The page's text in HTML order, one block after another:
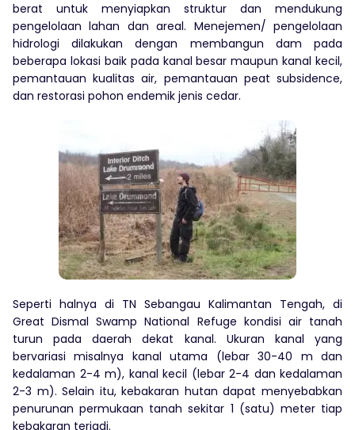
berat untuk menyiapkan struktur dan mendukung
pengelolaan lahan dan areal. Menejemen/ pengelolaan
hidrologi dilakukan dengan membangun dam pada
beberapa lokasi baik pada kanal besar maupun kanal kecil,
pemantauan kualitas air, pemantauan peat subsidence,
dan restorasi pohon endemik jenis cedar.
Seperti halnya di TN Sebangau Kalimantan Tengah, di
Great Dismal Swamp National Refuge kondisi air tanah
turun pada daerah dekat kanal. Ukuran kanal yang
bervariasi misalnya kanal utama (lebar 30-40 m dan
kedalaman 2-4 m), kanal kecil (lebar 2-4 dan kedalaman
2-3 m). Selain itu, kebakaran hutan dapat menyebabkan
penurunan permukaan tanah sekitar 1 (satu) meter tiap
kebakaran terjadi.